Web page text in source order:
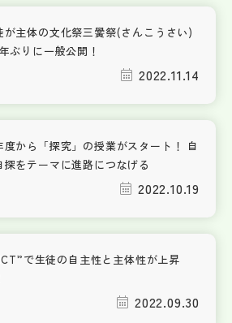
が主体の文化祭三黌祭(さんこうさい)
ぶりに一般公開！
2022.11.14
度から「探究」の授業がスタート！ 自
探をテーマに進路につなげる
2022.10.19
で生徒の自主性と主体性が上昇
2022.09.30